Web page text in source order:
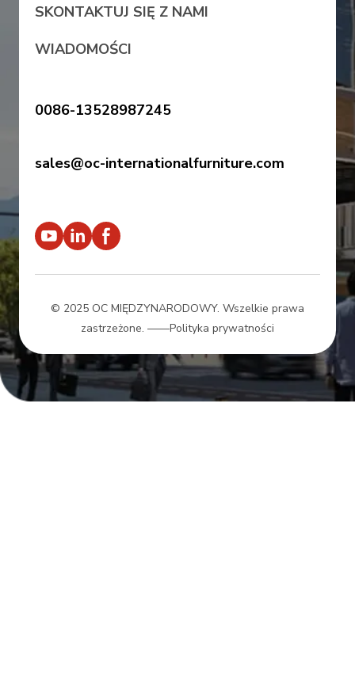
SKONTAKTUJ SIĘ Z NAMI
WIADOMOŚCI
0086-13528987245
sales@oc-internationalfurniture.com
© 2025 OC MIĘDZYNARODOWY. Wszelkie prawa
zastrzeżone. ——Polityka prywatności